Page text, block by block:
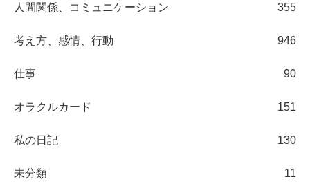
人間関係、コミュニケーション 355
考え方、感情、行動 946
仕事 90
オラクルカード 151
私の日記 130
未分類 11